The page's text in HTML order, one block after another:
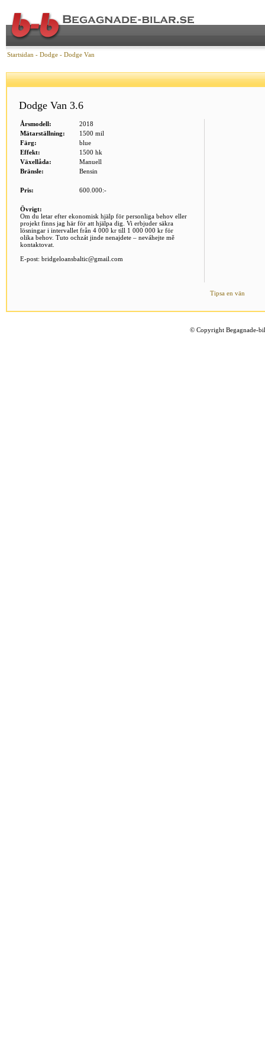
Startsidan - Dodge - Dodge Van
Dodge Van 3.6
Årsmodell:
2018
Mätarställning:
1500 mil
Färg:
blue
Effekt:
1500 hk
Växellåda:
Manuell
Bränsle:
Bensin
Pris: 600.000:-
Övrigt:
Om du letar efter ekonomisk hjälp för personliga behov eller
projekt finns jag här för att hjälpa dig. Vi erbjuder säkra
lösningar i intervallet från 4 000 kr till 1 000 000 kr för
olika behov. Tuto ochzát jinde nenajdete – neváhejte mě
kontaktovat.
E-post: bridgeloansbaltic@gmail.com
Tipsa en vän
© Copyright Begagnade-